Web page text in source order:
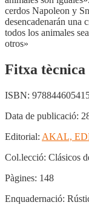
cerdos Napoleon y
desencadenarán una
todos los animales
otros»
Fitxa tècnica
ISBN:
Data de publicació:
Editorial: AKAL,
Col.lecció: Clásicos
Pàgines: 148
Enquadernació: